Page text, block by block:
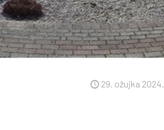
29. ožujka 2024.